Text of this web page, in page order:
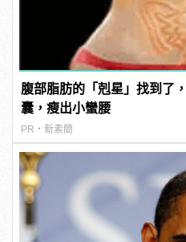
腹部脂肪的「剋星」找到了
囊，瘦出小蠻腰
PR・新素簡